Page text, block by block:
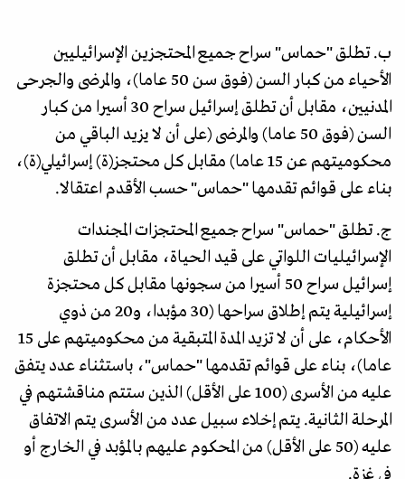
ب. تطلق "حماس" سراح جميع المحتجزين الإسرائيليين
الأحياء من كبار السن (فوق سن 50 عاما)، والمرضى والجرحى
المدنيين، مقابل أن تطلق إسرائيل سراح 30 أسيرا من كبار
السن (فوق 50 عاما) والمرضى (على أن لا يزيد الباقي من
محكوميتهم عن 15 عاما) مقابل كل محتجز(ة) إسرائيلي(ة)،
بناء على قوائم تقدمها "حماس" حسب الأقدم اعتقالا.
ج. تطلق "حماس" سراح جميع المحتجزات المجندات
الإسرائيليات اللواتي على قيد الحياة، مقابل أن تطلق
إسرائيل سراح 50 أسيرا من سجونها مقابل كل محتجزة
إسرائيلية يتم إطلاق سراحها (30 مؤبدا، و20 من ذوي
الأحكام، على أن لا تزيد المدة المتبقية من محكوميتهم على 15
عاما)، بناء على قوائم تقدمها "حماس"، باستثناء عدد يتفق
عليه من الأسرى (100 على الأقل) الذين ستتم مناقشتهم في
المرحلة الثانية. يتم إخلاء سبيل عدد من الأسرى يتم الاتفاق
عليه (50 على الأقل) من المحكوم عليهم بالمؤبد في الخارج أو
في غزة.